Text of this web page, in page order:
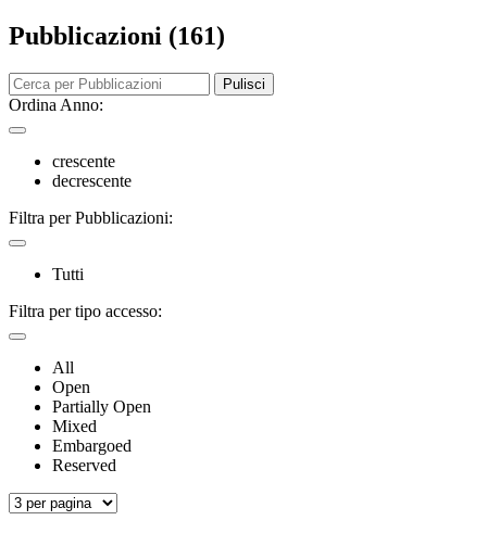
Pubblicazioni (161)
Pulisci
Ordina Anno:
crescente
decrescente
Filtra per Pubblicazioni:
Tutti
Filtra per tipo accesso:
All
Open
Partially Open
Mixed
Embargoed
Reserved